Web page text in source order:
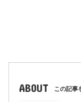
ABOUT この記事